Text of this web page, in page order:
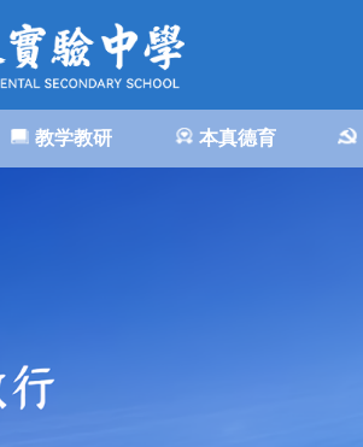
教学教研 本真德育